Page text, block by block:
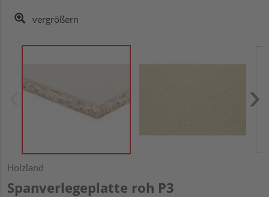
vergrößern
Holzland
Spanverlegeplatte roh P3